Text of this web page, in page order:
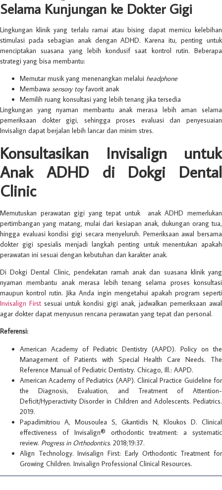
Selama Kunjungan ke Dokter Gigi
Lingkungan klinik yang terlalu ramai atau bising dapat memicu kelebihan
stimulasi pada sebagian anak dengan ADHD. Karena itu, penting untuk
menciptakan suasana yang lebih kondusif saat kontrol rutin. Beberapa
strategi yang bisa membantu:
Memutar musik yang menenangkan melalui headphone
Membawa sensory toyfavorit anak
Memilih ruang konsultasi yang lebih tenang jika tersedia
Lingkungan yang nyaman membantu anak merasa lebih aman selama
pemeriksaan dokter gigi, sehingga proses evaluasi dan penyesuaian
Invisalign dapat berjalan lebih lancar dan minim stres.
Konsultasikan Invisalign untuk
Anak ADHD di Dokgi Dental
Clinic
Memutuskan perawatan gigi yang tepat untuk anak ADHD memerlukan
pertimbangan yang matang, mulai dari kesiapan anak, dukungan orang tua,
hingga evaluasi kondisi gigi secara menyeluruh. Pemeriksaan awal bersama
dokter gigi spesialis menjadi langkah penting untuk menentukan apakah
perawatan ini sesuai dengan kebutuhan dan karakter anak.
Di Dokgi Dental Clinic, pendekatan ramah anak dan suasana klinik yang
nyaman membantu anak merasa lebih tenang selama proses konsultasi
maupun kontrol rutin. Jika Anda ingin mengetahui apakah program seperti
Invisalign First sesuai untuk kondisi gigi anak, jadwalkan pemeriksaan awal
agar dokter dapat menyusun rencana perawatan yang tepat dan personal.
Referensi:
American Academy of Pediatric Dentistry (AAPD). Policy on the
Management of Patients with Special Health Care Needs. The
Reference Manual of Pediatric Dentistry. Chicago, Ill.: AAPD.
American Academy of Pediatrics (AAP). Clinical Practice Guideline for
the Diagnosis, Evaluation, and Treatment of Attention-
Deficit/Hyperactivity Disorder in Children and Adolescents. Pediatrics.
2019.
Papadimitriou A, Mousoulea S, Gkantidis N, Kloukos D. Clinical
effectiveness of Invisalign® orthodontic treatment: a systematic
review. Progress in Orthodontics. 2018;19:37.
Align Technology. Invisalign First: Early Orthodontic Treatment for
Growing Children. Invisalign Professional Clinical Resources.